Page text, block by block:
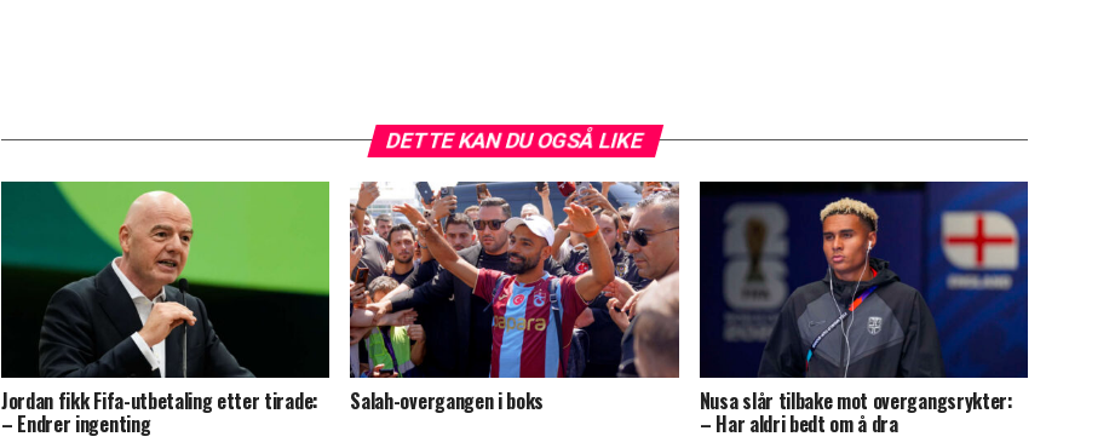
DETTE KAN DU OGSÅ LIKE
Jordan fikk Fifa-utbetaling etter tirade:
– Endrer ingenting
Salah-overgangen i boks Nusa slår tilbake mot overgangsrykter:
– Har aldri bedt om å dra